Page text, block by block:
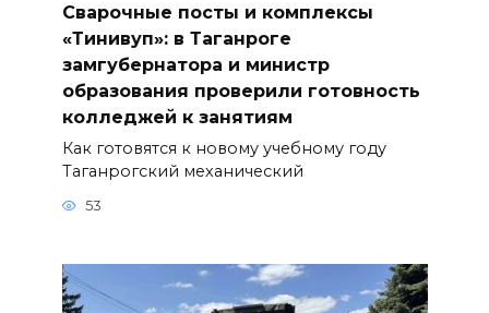
Сварочные посты и комплексы
«Тинивуп»: в Таганроге
замгубернатора и министр
образования проверили готовность
колледжей к занятиям
Как готовятся к новому учебному году
Таганрогский механический
53